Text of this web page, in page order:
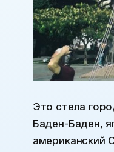
Это стела
Баден-Баден,
американский